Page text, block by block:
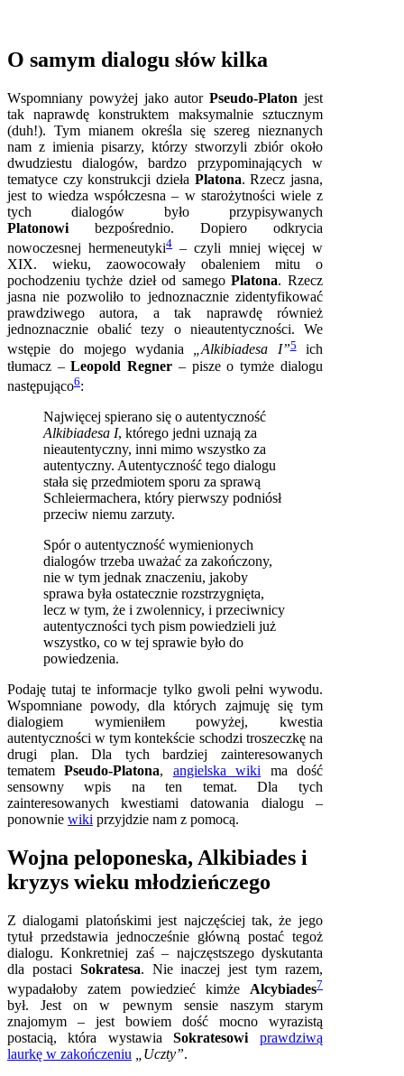
O samym dialogu słów kilka
Wspomniany powyżej jako autorPseudo-Platon jest
tak naprawdę konstruktem maksymalnie sztucznym
(duh!). Tym mianem określa się szereg nieznanych
nam z imienia pisarzy, którzy stworzyli zbiór około
dwudziestu dialogów, bardzo przypominających w
tematyce czy konstrukcji dzieła Platona. Rzecz jasna,
jest to wiedza współczesna – w starożytności wiele z
tych dialogów było przypisywanych
Platonowi bezpośrednio. Dopiero odkrycia
nowoczesnej hermeneutyki4– czyli mniej więcej w
XIX. wieku, zaowocowały obaleniem mitu o
pochodzeniu tychże dzieł od samegoPlatona. Rzecz
jasna nie pozwoliło to jednoznacznie zidentyfikować
prawdziwego autora, a tak naprawdę również
jednoznacznie obalić tezy o nieautentyczności. We
wstępie do mojego wydania „Alkibiadesa I”5ich
tłumacz –Leopold Regner – pisze o tymże dialogu
następująco6:
Najwięcej spierano się o autentyczność
Alkibiadesa I, którego jedni uznają za
nieautentyczny, inni mimo wszystko za
autentyczny. Autentyczność tego dialogu
stała się przedmiotem sporu za sprawą
Schleiermachera, który pierwszy podniósł
przeciw niemu zarzuty.
Spór o autentyczność wymienionych
dialogów trzeba uważać za zakończony,
nie w tym jednak znaczeniu, jakoby
sprawa była ostatecznie rozstrzygnięta,
lecz w tym, że i zwolennicy, i przeciwnicy
autentyczności tych pism powiedzieli już
wszystko, co w tej sprawie było do
powiedzenia.
Podaję tutaj te informacje tylko gwoli pełni wywodu.
Wspomniane powody, dla których zajmuję się tym
dialogiem wymieniłem powyżej, kwestia
autentyczności w tym kontekście schodzi troszeczkę na
drugi plan. Dla tych bardziej zainteresowanych
tematemPseudo-Platona, angielska wiki ma dość
sensowny wpis na ten temat. Dla tych
zainteresowanych kwestiami datowania dialogu –
ponownie wiki przyjdzie nam z pomocą.
Wojna peloponeska, Alkibiades i
kryzys wieku młodzieńczego
Z dialogami platońskimi jest najczęściej tak, że jego
tytuł przedstawia jednocześnie główną postać tegoż
dialogu. Konkretniej zaś – najczęstszego dyskutanta
dla postaci Sokratesa. Nie inaczej jest tym razem,
wypadałoby zatem powiedzieć kimże Alcybiades7
był. Jest on w pewnym sensie naszym starym
znajomym – jest bowiem dość mocno wyrazistą
postacią, która wystawiaSokratesowi prawdziwą
laurkę w zakończeniu
„Uczty”.